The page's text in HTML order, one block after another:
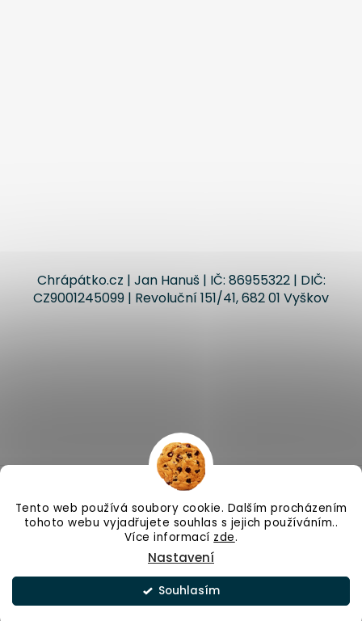
Tento web používá soubory cookie. Dalším procházením
tohoto webu vyjadřujete souhlas s jejich používáním..
Více informací zde.
Nastavení
Souhlasím
Chrápátko.cz | Jan Hanuš | IČ: 86955322 | DIČ:
Vytvořil Shoptet
Copyright 2026Chrápátko.cz . Všechna práva
vyhrazena.Upravit nastavení cookies
Odstoupit od smlouvy